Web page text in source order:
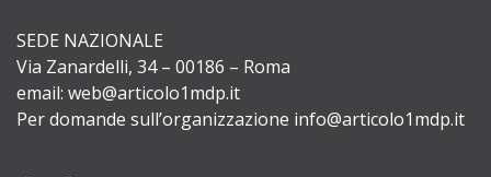
SEDE NAZIONALE
Via Zanardelli, 34 – 00186 – Roma
email: web@articolo1mdp.it
Per domande sull’organizzazione info@articolo1mdp.it